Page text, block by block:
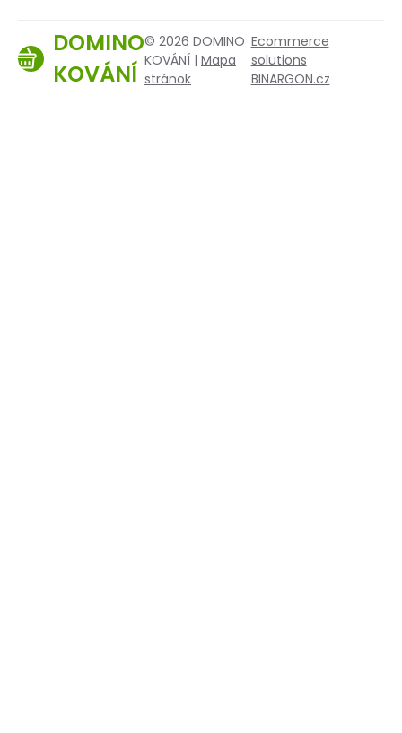
DOMINO
KOVÁNÍ
© 2026 DOMINO
KOVÁNÍ | Mapa
stránok
Ecommerce
solutions
BINARGON.cz